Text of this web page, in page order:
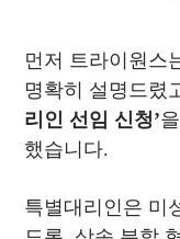
먼저 트라이원스
명확히 설명드렸
리인 선임 신청’
했습니다.
특별대리인은 미